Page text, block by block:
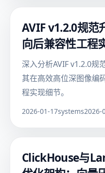
AVIF v1.2.0规范
向后兼容性工程
深入分析AVIF v1.2.0规
其在高效高位深图像编
程实现细节。
2026-01-17systems2026-
ClickHouse与